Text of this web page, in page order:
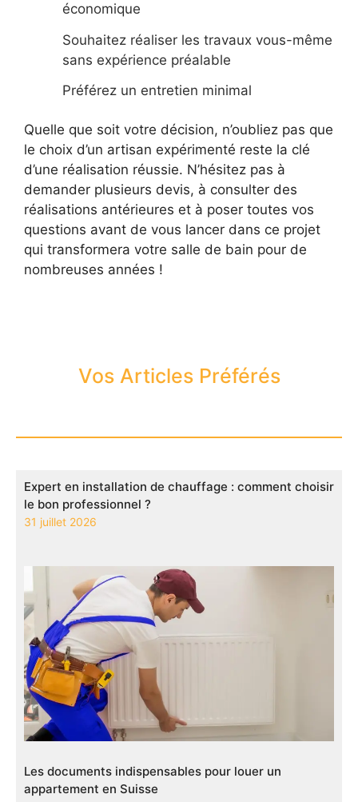
économique
Souhaitez réaliser les travaux vous-même
sans expérience préalable
Préférez un entretien minimal
Quelle que soit votre décision, n’oubliez pas que
le choix d’un artisan expérimenté reste la clé
d’une réalisation réussie. N’hésitez pas à
demander plusieurs devis, à consulter des
réalisations antérieures et à poser toutes vos
questions avant de vous lancer dans ce projet
qui transformera votre salle de bain pour de
nombreuses années !
Vos Articles Préférés
Expert en installation de chauffage : comment choisir
le bon professionnel ?
31 juillet 2026
Les documents indispensables pour louer un
appartement en Suisse